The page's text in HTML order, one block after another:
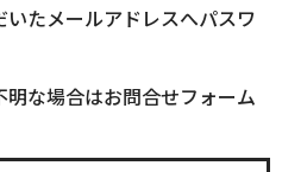
たメールアドレスへパスワ
な場合はお問合せフォーム